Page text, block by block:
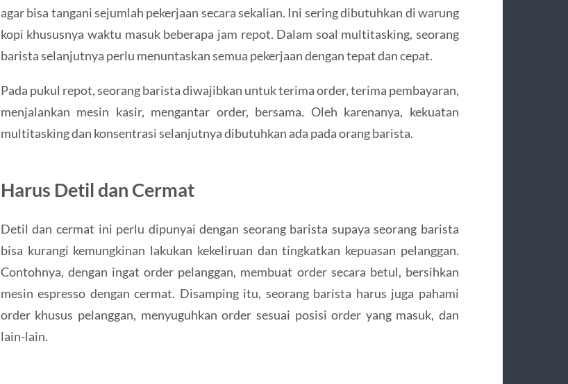
agar bisa tangani sejumlah pekerjaan secara sekalian. Ini sering dibutuhkan di warung
kopi khususnya waktu masuk beberapa jam repot. Dalam soal multitasking, seorang
barista selanjutnya perlu menuntaskan semua pekerjaan dengan tepat dan cepat.
Pada pukul repot, seorang barista diwajibkan untuk terima order, terima pembayaran,
menjalankan mesin kasir, mengantar order, bersama. Oleh karenanya, kekuatan
multitasking dan konsentrasi selanjutnya dibutuhkan ada pada orang barista.
Harus Detil dan Cermat
Detil dan cermat ini perlu dipunyai dengan seorang barista supaya seorang barista
bisa kurangi kemungkinan lakukan kekeliruan dan tingkatkan kepuasan pelanggan.
Contohnya, dengan ingat order pelanggan, membuat order secara betul, bersihkan
mesin espresso dengan cermat. Disamping itu, seorang barista harus juga pahami
order khusus pelanggan, menyuguhkan order sesuai posisi order yang masuk, dan
lain-lain.